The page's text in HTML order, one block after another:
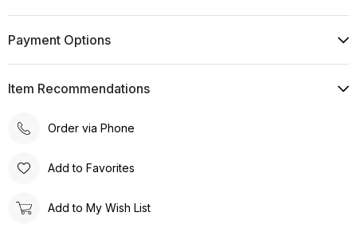
Payment Options
Item Recommendations
Order via Phone
Add to Favorites
Add to My Wish List